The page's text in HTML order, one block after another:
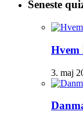
Seneste
Hvem
3. maj